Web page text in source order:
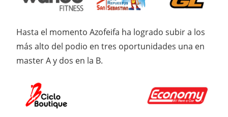
Hasta el momento Azofeifa ha logrado subir a los
más alto del podio en tres oportunidades una en
master A y dos en la B.